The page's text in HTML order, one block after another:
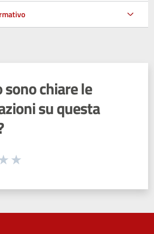
chiare le
su questa
una valutazione da 1 a 5 stelle